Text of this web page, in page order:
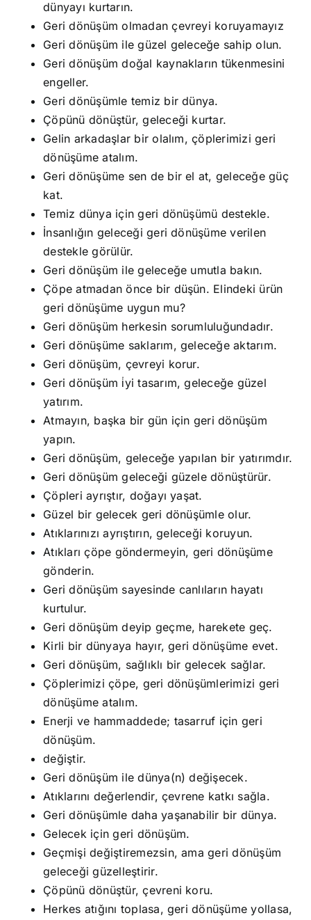
dünyayı kurtarın.
Geri dönüşüm olmadan çevreyi koruyamayız
Geri dönüşüm ile güzel geleceğe sahip olun.
Geri dönüşüm doğal kaynakların tükenmesini
engeller.
Geri dönüşümle temiz bir dünya.
Çöpünü dönüştür, geleceği kurtar.
Gelin arkadaşlar bir olalım, çöplerimizi geri
dönüşüme atalım.
Geri dönüşüme sen de bir el at, geleceğe güç
kat.
Temiz dünya için geri dönüşümü destekle.
İnsanlığın geleceği geri dönüşüme verilen
destekle görülür.
Geri dönüşüm ile geleceğe umutla bakın.
Çöpe atmadan önce bir düşün. Elindeki ürün
geri dönüşüme uygun mu?
Geri dönüşüm herkesin sorumluluğundadır.
Geri dönüşüme saklarım, geleceğe aktarım.
Geri dönüşüm, çevreyi korur.
Geri dönüşüm i̇yi tasarım, geleceğe güzel
yatırım.
Atmayın, başka bir gün için geri dönüşüm
yapın.
Geri dönüşüm, geleceğe yapılan bir yatırımdır.
Geri dönüşüm geleceği güzele dönüştürür.
Çöpleri ayrıştır, doğayı yaşat.
Güzel bir gelecek geri dönüşümle olur.
Atıklarınızı ayrıştırın, geleceği koruyun.
Atıkları çöpe göndermeyin, geri dönüşüme
gönderin.
Geri dönüşüm sayesinde canlıların hayatı
kurtulur.
Geri dönüşüm deyip geçme, harekete geç.
Kirli bir dünyaya hayır, geri dönüşüme evet.
Geri dönüşüm, sağlıklı bir gelecek sağlar.
Çöplerimizi çöpe, geri dönüşümlerimizi geri
dönüşüme atalım.
Enerji ve hammaddede; tasarruf için geri
dönüşüm.
değiştir.
Geri dönüşüm ile dünya(n) değişecek.
Atıklarını değerlendir, çevrene katkı sağla.
Geri dönüşümle daha yaşanabilir bir dünya.
Gelecek için geri dönüşüm.
Geçmişi değiştiremezsin, ama geri dönüşüm
geleceği güzelleştirir.
Çöpünü dönüştür, çevreni koru.
Herkes atığını toplasa, geri dönüşüme yollasa,